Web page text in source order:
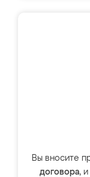
Вы вносите
договора,